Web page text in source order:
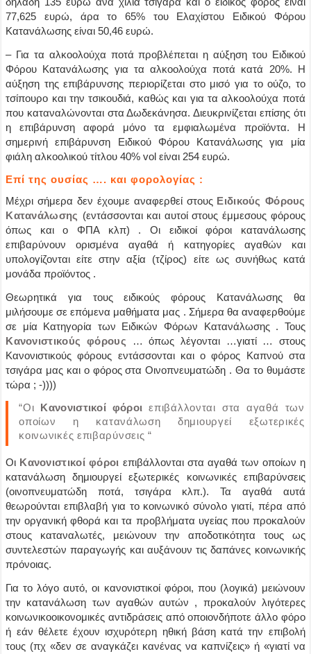
77,625 ευρώ, άρα το 65% του Ελαχίστου Ειδικού Φόρου
Κατανάλωσης είναι 50,46 ευρώ.
– Για τα αλκοολούχα ποτά προβλέπεται η αύξηση του Ειδικού
Φόρου Κατανάλωσης για τα αλκοολούχα ποτά κατά 20%. Η
αύξηση της επιβάρυνσης περιορίζεται στο μισό για το ούζο, το
τσίπουρο και την τσικουδιά, καθώς και για τα αλκοολούχα ποτά
που καταναλώνονται στα Δωδεκάνησα. Διευκρινίζεται επίσης ότι
η επιβάρυνση αφορά μόνο τα εμφιαλωμένα προϊόντα. Η
σημερινή επιβάρυνση Ειδικού Φόρου Κατανάλωσης για μία
φιάλη αλκοολικού τίτλου 40% vol είναι 254 ευρώ.
Επί της ουσίας …. και φορολογίας :
Μέχρι σήμερα δεν έχουμε αναφερθεί στους Ειδικούς Φόρους
Κατανάλωσης (εντάσσονται και αυτοί στους έμμεσους φόρους
όπως και ο ΦΠΑ κλπ) . Οι ειδικοί φόροι κατανάλωσης
επιβαρύνουν ορισμένα αγαθά ή κατηγορίες αγαθών και
υπολογίζονται είτε στην αξία (τζίρος) είτε ως συνήθως κατά
μονάδα προϊόντος .
Θεωρητικά για τους ειδικούς φόρους Κατανάλωσης θα
μιλήσουμε σε επόμενα μαθήματα μας . Σήμερα θα αναφερθούμε
σε μία Κατηγορία των Ειδικών Φόρων Κατανάλωσης . Τους
Κανονιστικούς φόρους
… όπως λέγονται …γιατί … στους
Κανονιστικούς φόρους εντάσσονται και ο φόρος Καπνού στα
τσιγάρα μας και ο φόρος στα Οινοπνευματώδη .Θα το θυμάστε
τώρα ; -))))
“Οι Κανονιστικοί φόροι επιβάλλονται στα αγαθά των
οποίων η κατανάλωση δημιουργεί εξωτερικές
κοινωνικές επιβαρύνσεις “
Οι Κανονιστικοί φόροι επιβάλλονται στα αγαθά των οποίων η
κατανάλωση δημιουργεί εξωτερικές κοινωνικές επιβαρύνσεις
(οινοπνευματώδη ποτά, τσιγάρα κλπ.). Τα αγαθά αυτά
θεωρούνται επιβλαβή για το κοινωνικό σύνολο γιατί, πέρα από
την οργανική φθορά και τα προβλήματα υγείας που προκαλούν
στους καταναλωτές, μειώνουν την αποδοτικότητα τους ως
συντελεστών παραγωγής και αυξάνουν τις δαπάνες κοινωνικής
πρόνοιας.
Για το λόγο αυτό, οι κανονιστικοί φόροι, που(λογικά) μειώνουν
την κατανάλωση των αγαθών αυτών , προκαλούν λιγότερες
κοινωνικοοικονομικές αντιδράσεις από οποιονδήποτε άλλο φόρο
ή εάν θέλετε έχουν ισχυρότερη ηθική βάση κατά την επιβολή
τους (πχ «δεν σε αναγκάζει κανένας να καπνίζεις» ή «γιατί να